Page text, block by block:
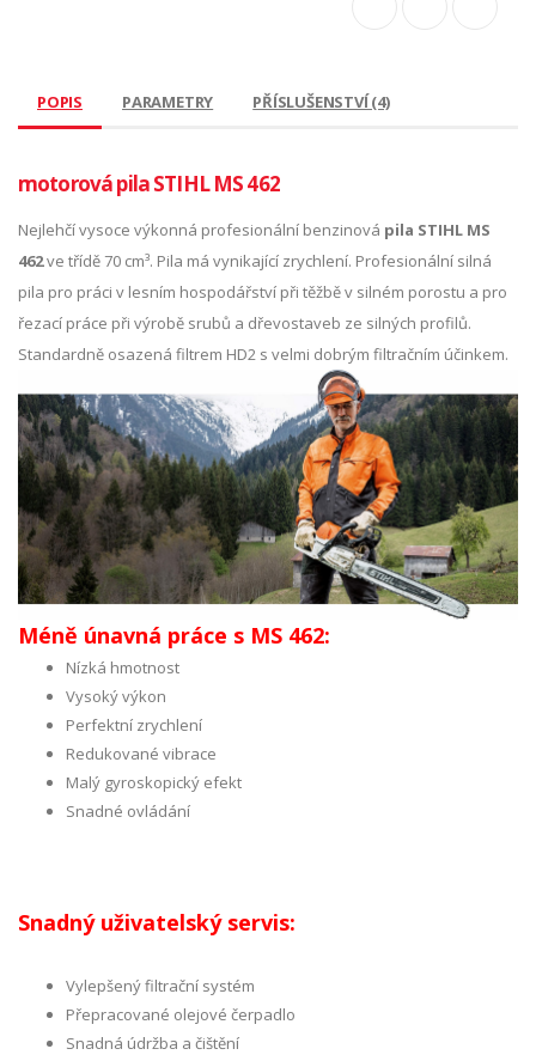
POPIS PARAMETRY PŘÍSLUŠENSTVÍ (4)
motorová pila STIHL MS 462
Nejlehčí vysoce výkonná profesionální benzinová pila STIHL MS
462ve třídě 70 cm³. Pila má vynikající zrychlení. Profesionální silná
pila pro práci v lesním hospodářství při těžbě v silném porostu a pro
řezací práce při výrobě srubů a dřevostaveb ze silných profilů.
Standardně osazená filtrem HD2 s velmi dobrým filtračním účinkem.
Méně únavná práce s MS 462:
Nízká hmotnost
Vysoký výkon
Perfektní zrychlení
Redukované vibrace
Malý gyroskopický efekt
Snadné ovládání
Snadný uživatelský servis:
Vylepšený filtrační systém
Přepracované olejové čerpadlo
Snadná údržba a čištění